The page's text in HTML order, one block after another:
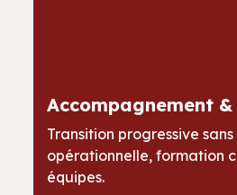
Accompagnement
Transition progressive
opérationnelle, formation
équipes.